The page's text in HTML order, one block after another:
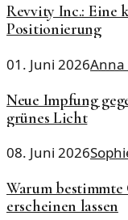
Revvity Inc.: Eine
Positionierung
01. Juni 2026
Neue Impfung
grünes Licht
08. Juni 2026
Warum
erscheinen lassen